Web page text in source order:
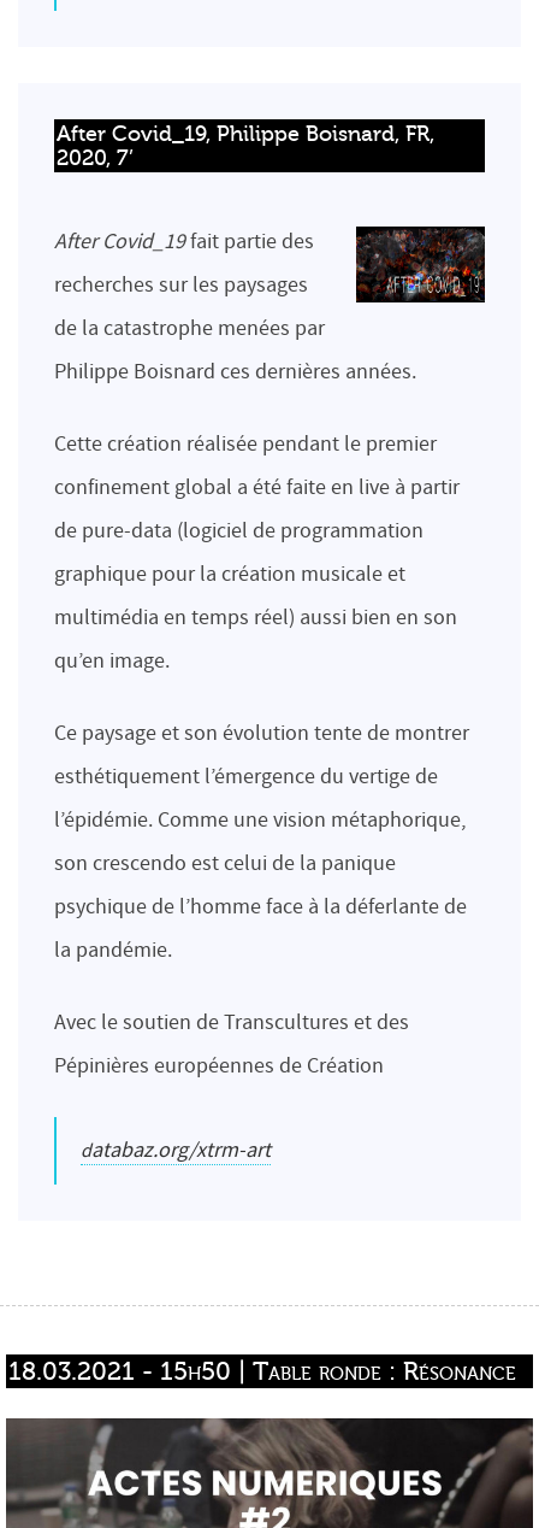
After Covid_19, Philippe Boisnard, FR,
2020, 7’
After Covid_19fait partie des
recherches sur les paysages
de la catastrophe menées par
Philippe Boisnard ces dernières années.
Cette création réalisée pendant le premier
confinement global a été faite en live à partir
de pure-data (logiciel de programmation
graphique pour la création musicale et
multimédia en temps réel) aussi bien en son
qu’en image.
Ce paysage et son évolution tente de montrer
esthétiquement l’émergence du vertige de
l’épidémie. Comme une vision métaphorique,
son crescendo est celui de la panique
psychique de l’homme face à la déferlante de
la pandémie.
Avec le soutien de Transcultures et des
Pépinières européennes de Création
databaz.org/xtrm-art
18.03.2021 - 15h50 | Table ronde : Résonance